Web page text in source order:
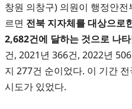
창원 의창구) 의원이 행정안
르면 전북 지자체를 대상으로
2,682건에 달하는 것으로 나
건, 2021년 366건, 2022년
지 277건 순이었다. 이 기간
시도가 있었다.